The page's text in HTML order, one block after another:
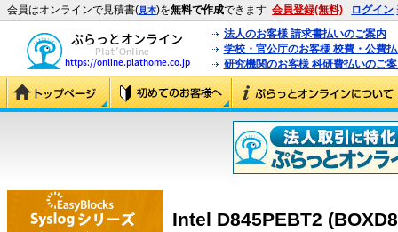
会員はオンラインで見積書(見本)を無料で作成できます 会員登録(無料) ログイン
法人のお客様 請求書払いのご案内
学校・官公庁のお客様 校費・公費
研究機関のお客様 科研費払いのご
Intel D845PEBT2